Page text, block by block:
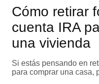
Cómo retirar
cuenta IRA
una vivienda
Si estás pensando en
para comprar una casa,